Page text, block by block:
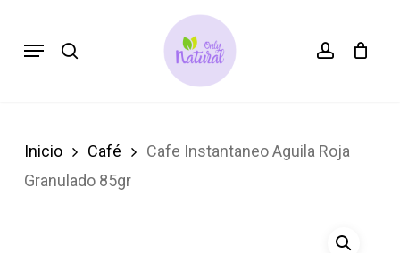
account
Menu
Inicio Café
Cafe Instantaneo Aguila Roja
Granulado 85gr